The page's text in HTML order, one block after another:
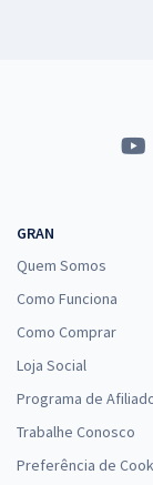
GRAN
Quem Somos
Como Funciona
Como Comprar
Loja Social
Programa de
Trabalhe Conosco
Preferência de